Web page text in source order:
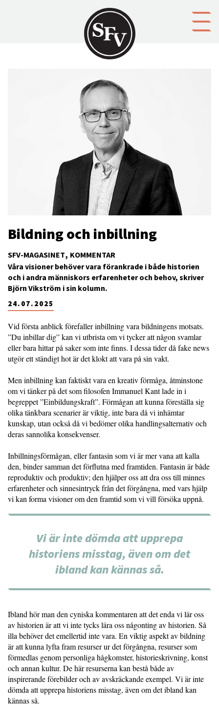
SFV-MAGASINET KOMMENTAR
Bildning och inbillning
24.07.2025
Våra visioner behöver vara förankrade i både historien
och i andra människors erfarenheter och behov, skriver
Björn Vikström i sin kolumn.
Vid första anblick förefaller inbillning vara bildningens motsats.
”Du inbillar dig” kan vi utbrista om vi tycker att någon svamlar
eller bara hittar på saker som inte finns. I dessa tider då fake news
utgör ett ständigt hot är det klokt att vara på sin vakt.
Men inbillning kan faktiskt vara en kreativ förmåga, åtminstone
om vi tänker på det som filosofen Immanuel Kant lade in i
begreppet ”Einbildungskraft”. Förmågan att kunna föreställa sig
olika tänkbara scenarier är viktig, inte bara då vi inhämtar
kunskap, utan också då vi bedömer olika handlingsalternativ och
deras sannolika konsekvenser.
Inbillningsförmågan, eller fantasin som vi är mer vana att kalla
den, binder samman det förflutna med framtiden. Fantasin är både
reproduktiv och produktiv; den hjälper oss att dra oss till minnes
erfarenheter och sinnesintryck från det förgångna, med vars hjälp
vi kan forma visioner om den framtid som vi vill försöka uppnå.
Vi är inte dömda att upprepa
historiens misstag, även om det
ibland kan kännas så.
Ibland hör man den cyniska kommentaren att det enda vi lär oss
av historien är att vi inte tycks lära oss någonting av historien. Så
illa behöver det emellertid inte vara. En viktig aspekt av bildning
är att kunna lyfta fram resurser ur det förgångna, resurser som
förmedlas genom personliga hågkomster, historieskrivning, konst
och annan kultur. De här resurserna kan bestå både av
inspirerande förebilder och av avskräckande exempel. Vi är inte
dömda att upprepa historiens misstag, även om det ibland kan
kännas så.